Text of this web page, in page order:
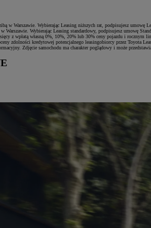
w Warszawie. Wybierając Leasing niższych rat, podpisujesz umowę
Wybierając Leasing standardowy, podpisujesz umowę
z wpłatą własną 0%, 10%, 20% lub 30% ceny pojazdu i
zdolności kredytowej potencjalnego leasingobiorcy przez Toyota
Zdjęcie samochodu ma charakter poglądowy i może